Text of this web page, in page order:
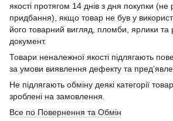
якості протягом 14 днів з дня покупки
придбання), якщо товар не був у
його товарний вигляд, пломби, ярлики та
документ.
Товари неналежної якості підлягають
за умови виявлення дефекту та
Не підлягають обміну деякі категорії
зроблені на замовлення.
Все по Повернення та Обмін